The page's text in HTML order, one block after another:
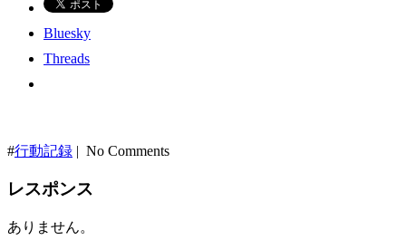
Bluesky
Threads
#行動記録 | No Comments
レスポンス
ありません。